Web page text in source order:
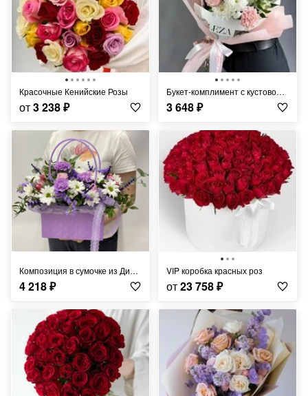
Красочные Кенийские Розы
от3 238₽
Букет-комплимент с кустовой розой и хризантемой
3 648₽
Композиция в сумочке из Диантуса и Хризантем
4 218₽
VIP коробка красных роз
от23 758₽